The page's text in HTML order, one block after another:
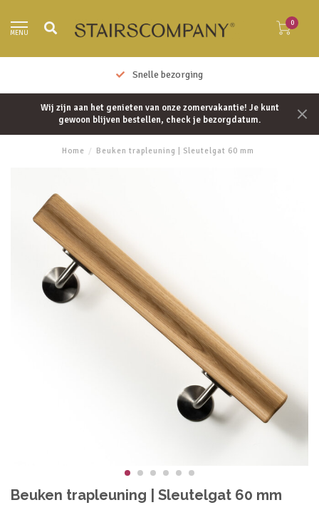
MENU
0
Snelle bezorging
Wij zijn aan het genieten van onze zomervakantie! Je kunt
gewoon blijven bestellen, check je bezorgdatum.
Home / Beuken trapleuning | Sleutelgat 60 mm
Beuken trapleuning | Sleutelgat 60 mm